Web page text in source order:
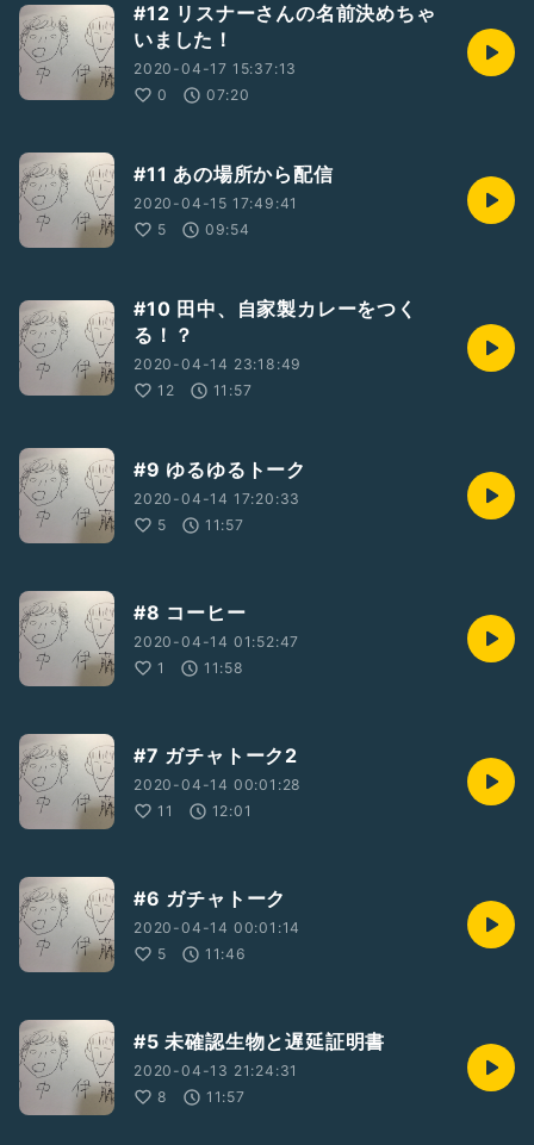
#12 リスナーさんの名前決めちゃ
いました！
2020-04-17 15:37:13
0
07:20
#11 あの場所から配信
2020-04-15 17:49:41
5
09:54
#10 田中、自家製カレーをつく
る！？
2020-04-14 23:18:49
12
11:57
#9 ゆるゆるトーク
2020-04-14 17:20:33
5
11:57
#8 コーヒー
2020-04-14 01:52:47
1
11:58
#7 ガチャトーク2
2020-04-14 00:01:28
11
12:01
#6 ガチャトーク
2020-04-14 00:01:14
5
11:46
#5 未確認生物と遅延証明書
2020-04-13 21:24:31
8
11:57